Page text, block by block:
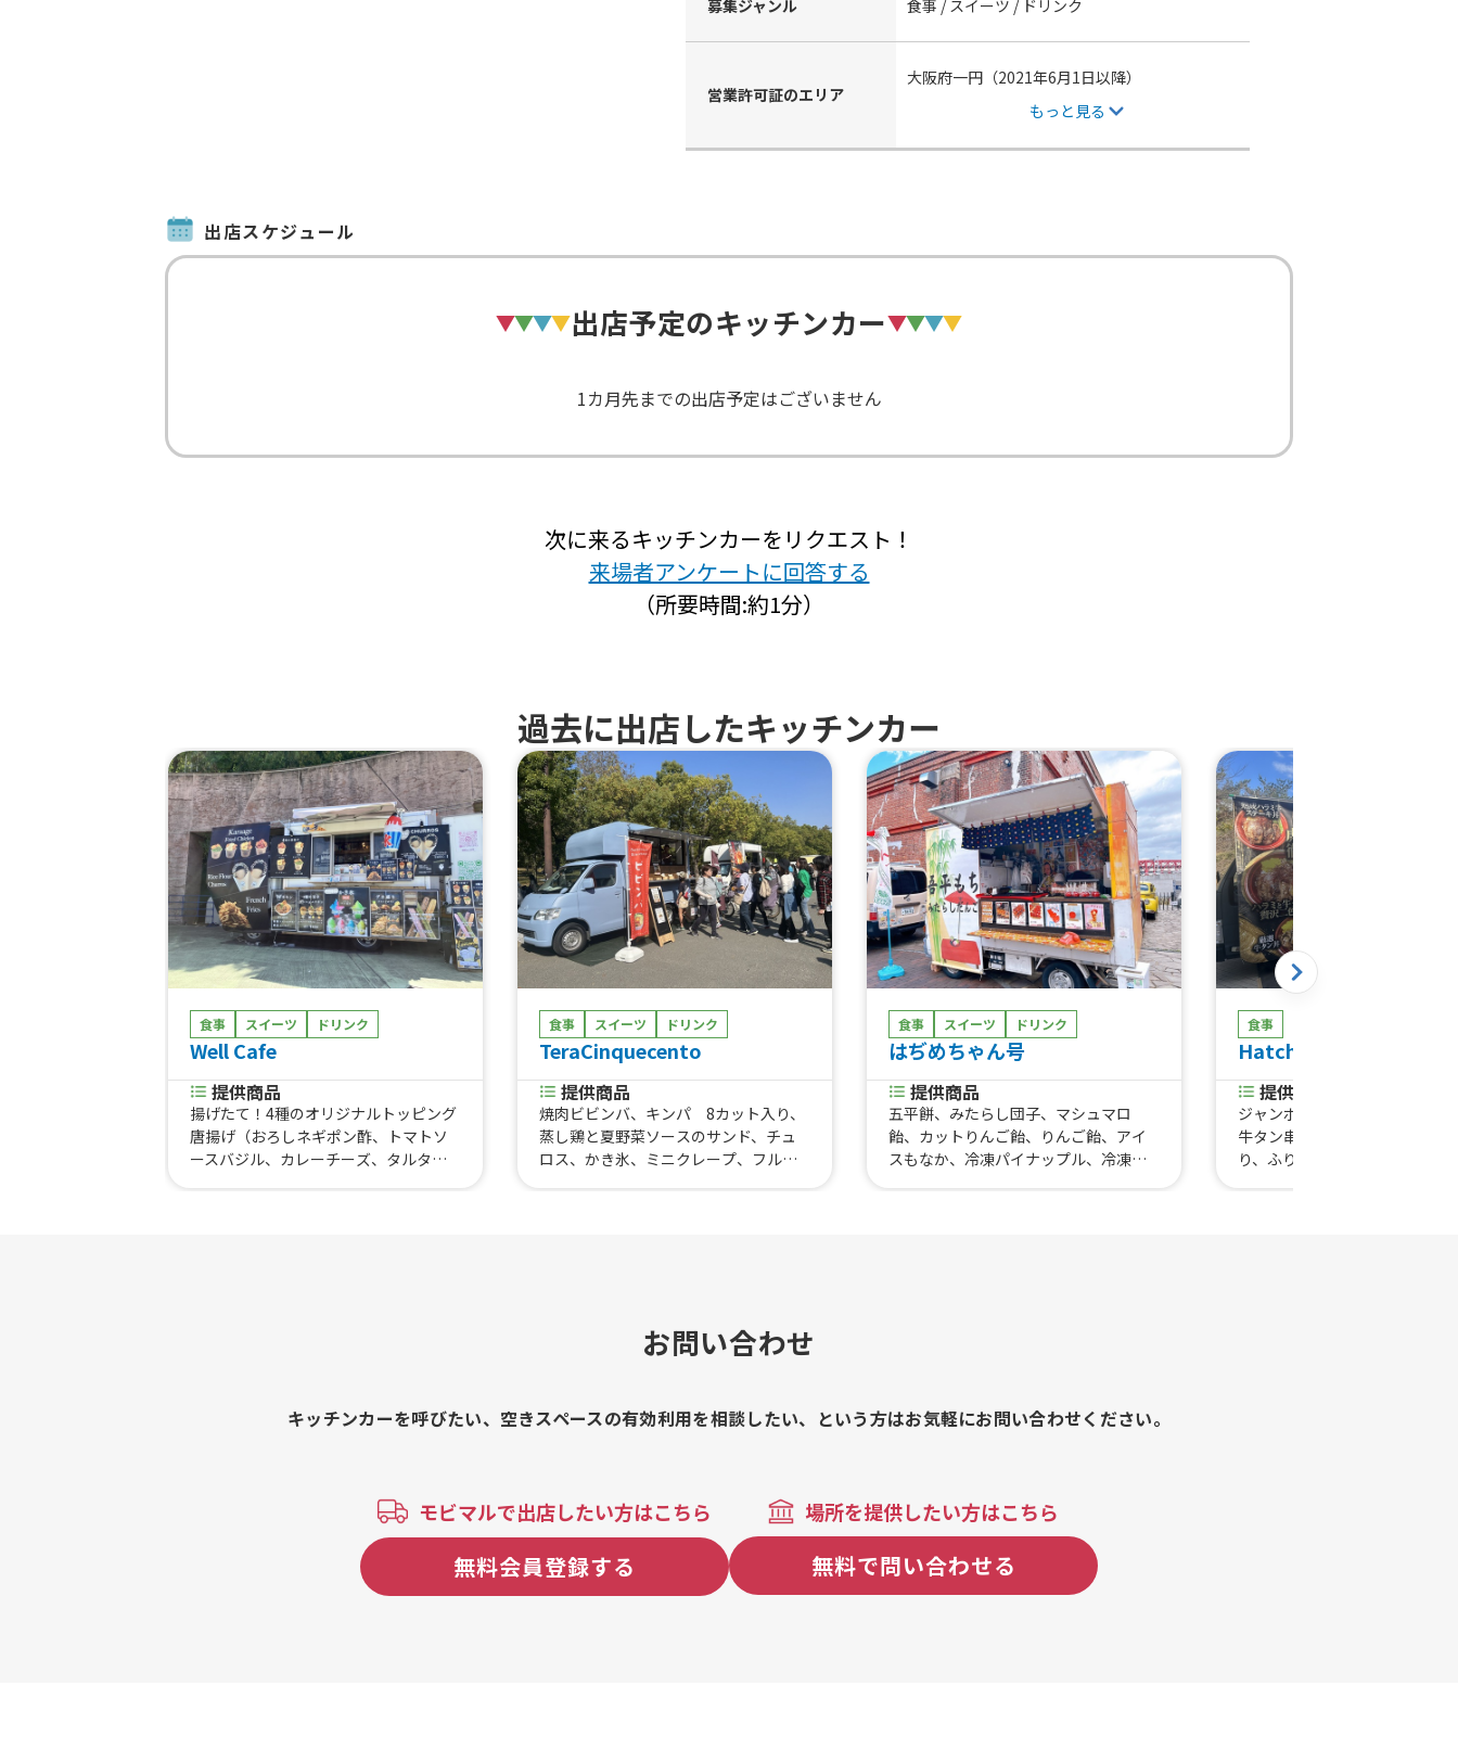
募集ジャンル 食事 / スイーツ / ドリンク
営業許可証のエリア
大阪府一円（2021年6月1日以降）
もっと見る
出店スケジュール
出店予定のキッチンカー
1カ月先までの出店予定はございません
次に来るキッチンカーをリクエスト！
来場者アンケートに回答する
（所要時間:約1分）
過去に出店したキッチンカー
食事 スイーツ ドリンク
Well Cafe
提供商品
揚げたて！4種のオリジナルトッピング
唐揚げ（おろしネギポン酢、トマトソ
ースバジル、カレーチーズ、タルタル
バナナ、アイスのせ！フロート各種、
レモンスカッシュ、アイスコーヒー、
ト、お花見期間限定！さくらチュロ
ス、期間限定ストロベリーチョコチュ
ロス、厳選素材の特製カオマンガイ(ご
ま醤油・スイートチリソース・ナンプ
ラー香る本格生姜ソース）、新感覚デ
食事 スイーツ ドリンク
TeraCinquecento
提供商品
焼肉ビビンバ、キンパ 8カット入り、
蒸し鶏と夏野菜ソースのサンド、チュ
ロス、かき氷、ミニクレープ、フルー
ポッサム、焼きそば、韓国チヂミ、居
ル、マスカット飴、カットりんご飴、
ホットク 1個、美酢（ミチョ）、ビー
食事 スイーツ ドリンク
はぢめちゃん号
提供商品
五平餅、みたらし団子、マシュマロ
飴、カットりんご飴、りんご飴、アイ
スもなか、冷凍パイナップル、冷凍削
食事
Hatch Kitchen
提供商品
ジャンボやきとり、からあげ、
牛タン串、牛ハラミ串、冷やし
り、ふりふりポテト、フルーツ
お問い合わせ
キッチンカーを呼びたい、空きスペースの有効利用を相談したい、という方はお気軽にお問い合わせください。
モビマルで出店したい方はこちら
無料会員登録する
場所を提供したい方はこちら
無料で問い合わせる